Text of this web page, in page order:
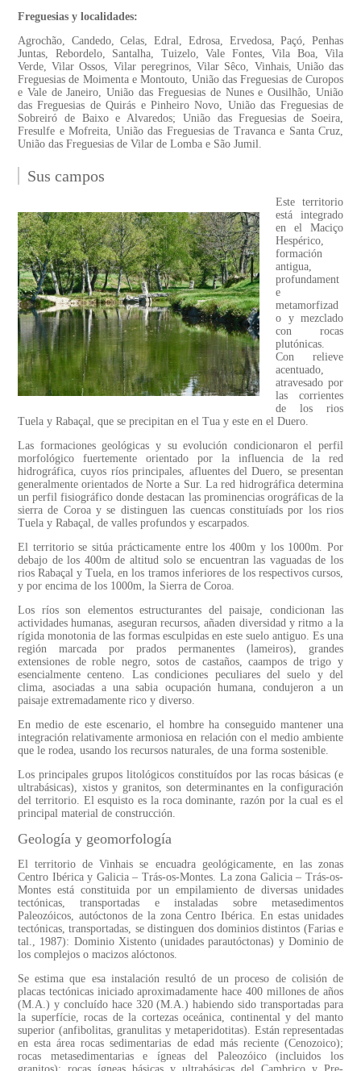
Freguesias y localidades:
Agrochão, Candedo, Celas, Edral, Edrosa, Ervedosa, Paçó, Penhas
Juntas, Rebordelo, Santalha, Tuizelo, Vale Fontes, Vila Boa, Vila
Verde, Vilar Ossos, Vilar peregrinos, Vilar Sêco, Vinhais, União das
Freguesias de Moimenta e Montouto, União das Freguesias de Curopos
e Vale de Janeiro, União das Freguesias de Nunes e Ousilhão, União
das Freguesias de Quirás e Pinheiro Novo, União das Freguesias de
Sobreiró de Baixo e Alvaredos; União das Freguesias de Soeira,
Fresulfe e Mofreita, União das Freguesias de Travanca e Santa Cruz,
União das Freguesias de Vilar de Lomba e São Jumil.
Sus campos
Este territorio
está integrado
en el Maciço
Hespérico,
formación
antigua,
profundament
e
metamorfizad
o y mezclado
con rocas
plutónicas.
Con relieve
acentuado,
atravesado por
las corrientes
de los rios
Tuela y Rabaçal, que se precipitan en el Tua y este en el Duero.
Las formaciones geológicas y su evolución condicionaron el perfil
morfológico fuertemente orientado por la influencia de la red
hidrográfica, cuyos ríos principales, afluentes del Duero, se presentan
generalmente orientados de Norte a Sur. La red hidrográfica determina
un perfil fisiográfico donde destacan las prominencias orográficas de la
sierra de Coroa y se distinguen las cuencas constituíads por los rios
Tuela y Rabaçal, de valles profundos y escarpados.
El territorio se sitúa prácticamente entre los 400m y los 1000m. Por
debajo de los 400m de altitud solo se encuentran las vaguadas de los
rios Rabaçal y Tuela, en los tramos inferiores de los respectivos cursos,
y por encima de los 1000m, la Sierra de Coroa.
Los ríos son elementos estructurantes del paisaje, condicionan las
actividades humanas, aseguran recursos, añaden diversidad y ritmo a la
rígida monotonia de las formas esculpidas en este suelo antiguo. Es una
región marcada por prados permanentes (lameiros), grandes
extensiones de roble negro, sotos de castaños, caampos de trigo y
esencialmente centeno. Las condiciones peculiares del suelo y del
clima, asociadas a una sabia ocupación humana, condujeron a un
paisaje extremadamente rico y diverso.
En medio de este escenario, el hombre ha conseguido mantener una
integración relativamente armoniosa en relación con el medio ambiente
que le rodea, usando los recursos naturales, de una forma sostenible.
Los principales grupos litológicos constituídos por las rocas básicas (e
ultrabásicas), xistos y granitos, son determinantes en la configuración
del territorio. El esquisto es la roca dominante, razón por la cual es el
principal material de construcción.
Geología y geomorfología
El territorio de Vinhais se encuadra geológicamente, en las zonas
Centro Ibérica y Galicia – Trás-os-Montes. La zona Galicia – Trás-os-
Montes está constituida por un empilamiento de diversas unidades
tectónicas, transportadas e instaladas sobre metasedimentos
Paleozóicos, autóctonos de la zona Centro Ibérica. En estas unidades
tectónicas, transportadas, se distinguen dos dominios distintos (Farias e
tal., 1987): Dominio Xistento (unidades parautóctonas) y Dominio de
los complejos o macizos alóctonos.
Se estima que esa instalación resultó de un proceso de colisión de
placas tectónicas iniciado aproximadamente hace 400 millones de años
(M.A.) y concluído hace 320 (M.A.) habiendo sido transportadas para
la superfície, rocas de la cortezas oceánica, continental y del manto
superior (anfibolitas, granulitas y metaperidotitas). Están representadas
en esta área rocas sedimentarias de edad más reciente (Cenozoico);
rocas metasedimentarias e ígneas del Paleozóico (incluidos los